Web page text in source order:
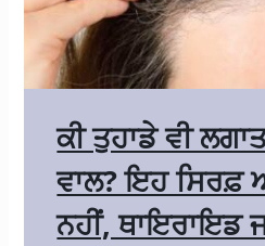
ਕੀ ਤੁਹਾਡੇ ਵੀ
ਵਾਲ? ਇਹ
ਨਹੀਂ, ਥਾਇਰਾਇਡ